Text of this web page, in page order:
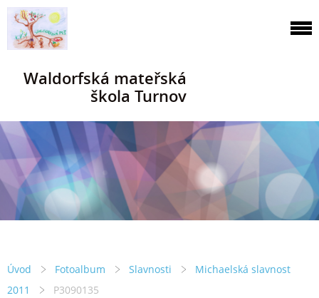
Waldorfská mateřská
škola Turnov
Úvod Fotoalbum Slavnosti
Michaelská slavnost
2011
P3090135